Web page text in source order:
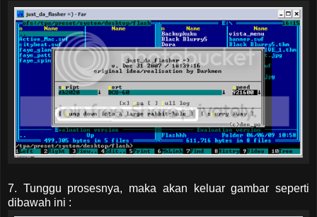
7. Tunggu prosesnya, maka akan keluar gambar seperti
dibawah ini :